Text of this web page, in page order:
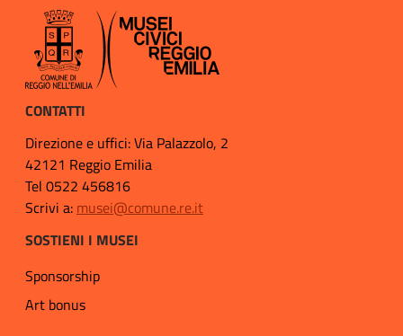
CONTATTI
Direzione e uffici: Via Palazzolo, 2
42121 Reggio Emilia
Tel 0522 456816
Scrivi a: musei@comune.re.it
SOSTIENI I MUSEI
Sponsorship
Art bonus